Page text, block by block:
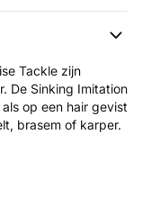
Tackle zijn
De Sinking Imitation
op een hair gevist
brasem of karper.